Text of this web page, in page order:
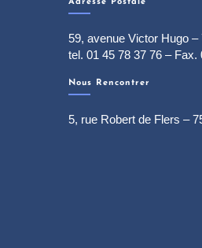
Adresse Postale
59, avenue Victor Hugo –
tel. 01 45 78 37 76 – Fax.
Nous Rencontrer
5, rue Robert de Flers –